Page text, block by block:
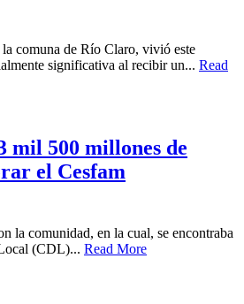
la comuna de Río Claro, vivió este
significativa al recibir un... Read
mil 500 millones de
el Cesfam
la comunidad, en la cual, se encontraba
(CDL)... Read More